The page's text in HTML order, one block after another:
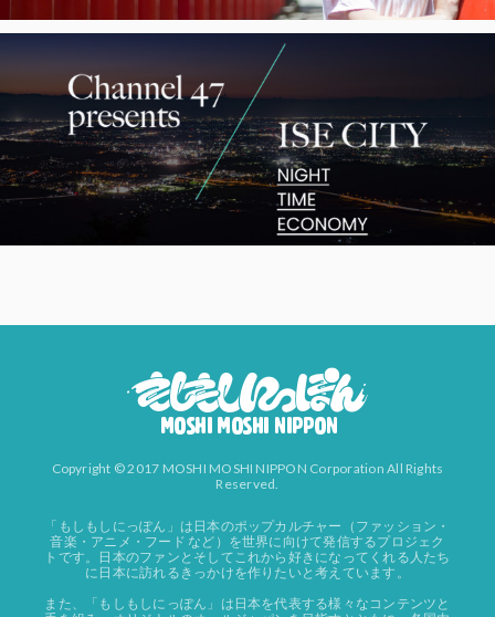
Copyright © 2017 MOSHI MOSHI NIPPON Corporation All Rights
Reserved.
「もしもしにっぽん」は日本のポップカルチャー（ファッション・
音楽・アニメ・フード など）を世界に向けて発信するプロジェク
トです。日本のファンとそしてこれから好きになってくれる人たち
に日本に訪れるきっかけを作りたいと考えています。
また、「もしもしにっぽん」は日本を代表する様々なコンテンツと